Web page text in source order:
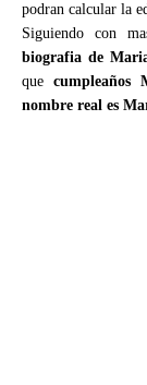
podran calcular la
Siguiendo con
biografia de
que cumpleaños
nombre real es